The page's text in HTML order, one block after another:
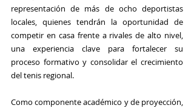
representación de más de ocho deportistas
locales, quienes tendrán la oportunidad de
competir en casa frente a rivales de alto nivel,
una experiencia clave para fortalecer su
proceso formativo y consolidar el crecimiento
del tenis regional.
Como componente académico y de proyección,